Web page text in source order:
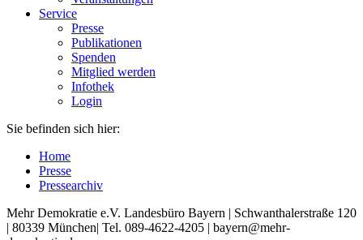
Service
Presse
Publikationen
Spenden
Mitglied werden
Infothek
Login
Sie befinden sich hier:
Home
Presse
Pressearchiv
Mehr Demokratie e.V. Landesbüro Bayern | Schwanthalerstraße 120
| 80339 München| Tel. 089-4622-4205 | bayern@mehr-